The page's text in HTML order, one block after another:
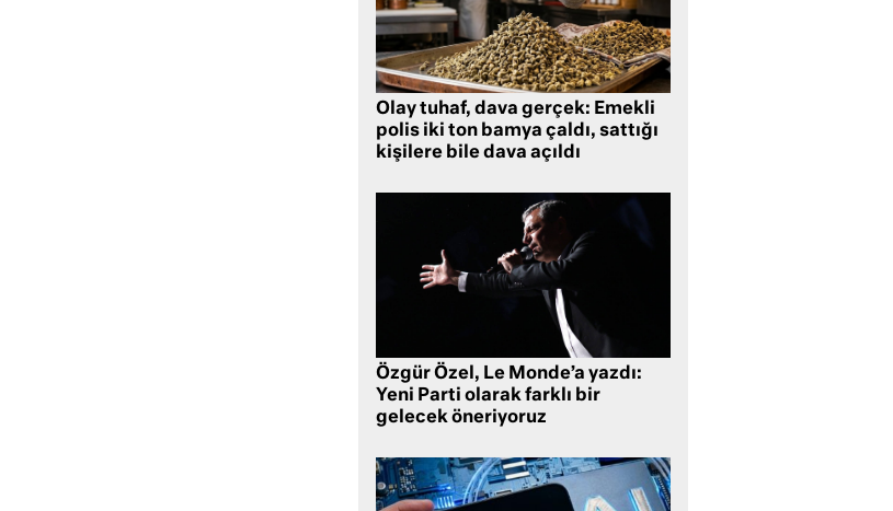
Olay tuhaf, dava gerçek: Emekli
polis iki ton bamya çaldı, sattığı
kişilere bile dava açıldı
Özgür Özel, Le Monde’a yazdı:
Yeni Parti olarak farklı bir
gelecek öneriyoruz